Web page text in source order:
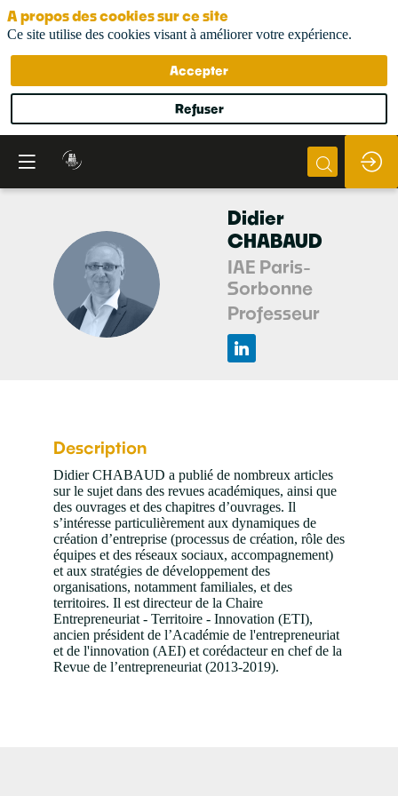
DC
Didier
CHABAUD
IAE Paris-
Sorbonne
Professeur
Description
Didier CHABAUD a publié de nombreux articles
sur le sujet dans des revues académiques, ainsi que
des ouvrages et des chapitres d’ouvrages. Il
s’intéresse particulièrement aux dynamiques de
création d’entreprise (processus de création, rôle des
équipes et des réseaux sociaux, accompagnement)
et aux stratégies de développement des
organisations, notamment familiales, et des
territoires. Il est directeur de la Chaire
Entrepreneuriat - Territoire - Innovation (ETI),
ancien président de l’Académie de l'entrepreneuriat
et de l'innovation (AEI) et corédacteur en chef de la
Revue de l’entrepreneuriat (2013-2019).
A propos des cookies sur ce site
Ce site utilise des cookies visant à améliorer votre expérience.
Accepter
Refuser